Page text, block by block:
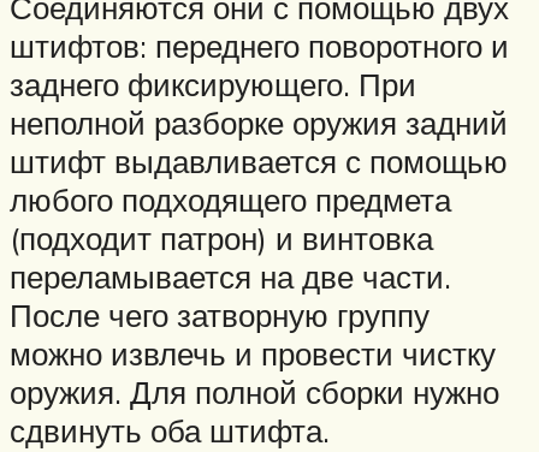
штифтов: переднего поворотного и
заднего фиксирующего. При
неполной разборке оружия задний
штифт выдавливается с помощью
любого подходящего предмета
(подходит патрон) и винтовка
переламывается на две части.
После чего затворную группу
можно извлечь и провести чистку
оружия. Для полной сборки нужно
сдвинуть оба штифта.